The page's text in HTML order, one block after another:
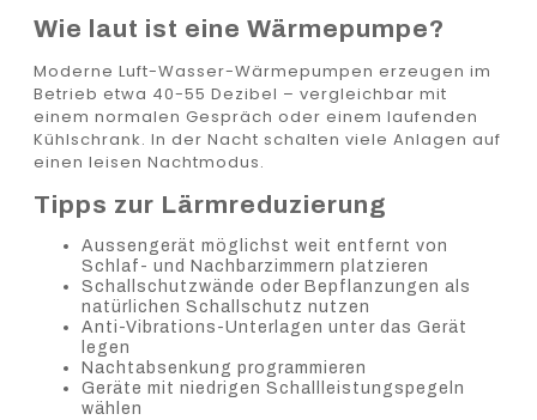
Wie laut ist eine Wärmepumpe?
Moderne Luft-Wasser-Wärmepumpen erzeugen im
Betrieb etwa 40-55 Dezibel – vergleichbar mit
einem normalen Gespräch oder einem laufenden
Kühlschrank. In der Nacht schalten viele Anlagen auf
einen leisen Nachtmodus.
Tipps zur Lärmreduzierung
Aussengerät möglichst weit entfernt von
Schlaf- und Nachbarzimmern platzieren
Schallschutzwände oder Bepflanzungen als
natürlichen Schallschutz nutzen
Anti-Vibrations-Unterlagen unter das Gerät
legen
Nachtabsenkung programmieren
Geräte mit niedrigen Schallleistungspegeln
wählen